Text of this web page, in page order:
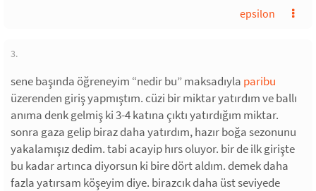
epsilon
3.
sene başında öğreneyim “nedir bu” maksadıyla paribu
üzerenden giriş yapmıştım. cüzi bir miktar yatırdım ve ballı
anıma denk gelmiş ki 3-4 katına çıktı yatırdığım miktar.
sonra gaza gelip biraz daha yatırdım, hazır boğa sezonunu
yakalamışız dedim. tabi acayip hırs oluyor. bir de ilk girişte
bu kadar artınca diyorsun ki bire dört aldım. demek daha
fazla yatırsam köşeyim diye. birazcık daha üst seviyede